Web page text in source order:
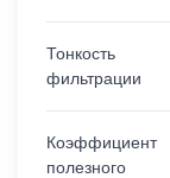
Тонкость
фильтрации
Коэффициент
полезного